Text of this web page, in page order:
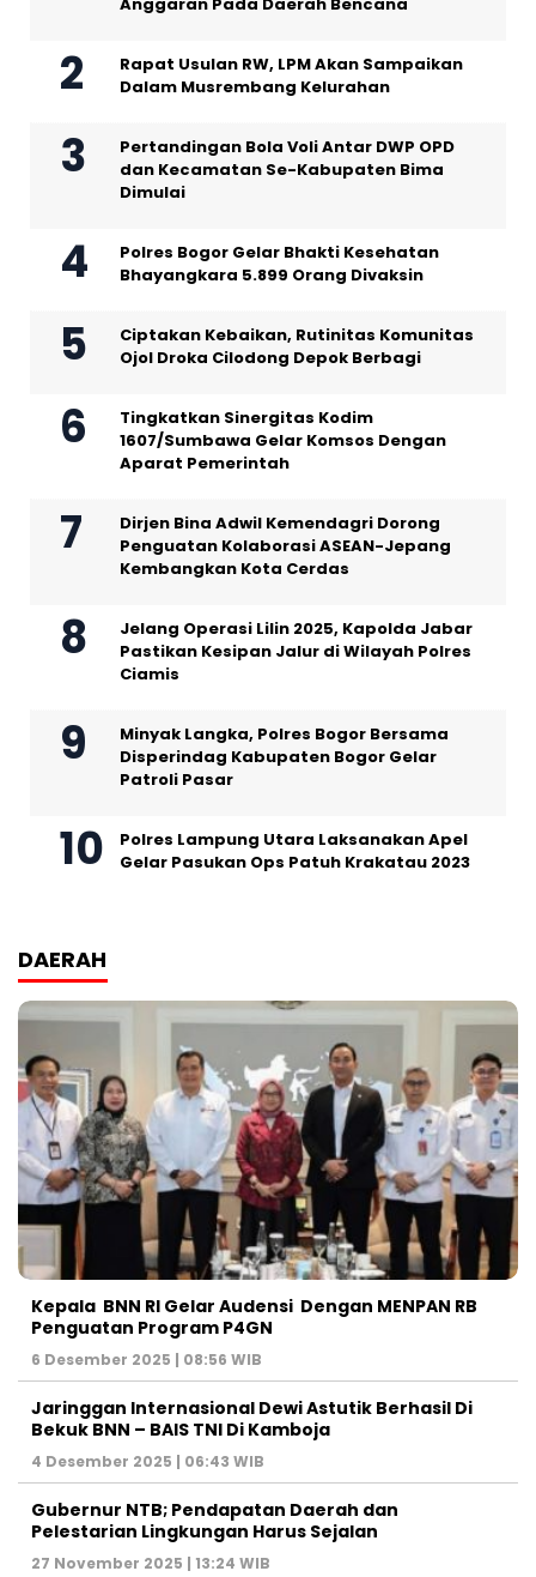
Anggaran Pada Daerah Bencana
Rapat Usulan RW, LPM Akan Sampaikan
Dalam Musrembang Kelurahan
Pertandingan Bola Voli Antar DWP OPD
dan Kecamatan Se-Kabupaten Bima
Dimulai
Polres Bogor Gelar Bhakti Kesehatan
Bhayangkara 5.899 Orang Divaksin
Ciptakan Kebaikan, Rutinitas Komunitas
Ojol Droka Cilodong Depok Berbagi
Tingkatkan Sinergitas Kodim
1607/Sumbawa Gelar Komsos Dengan
Aparat Pemerintah
Dirjen Bina Adwil Kemendagri Dorong
Penguatan Kolaborasi ASEAN-Jepang
Kembangkan Kota Cerdas
Jelang Operasi Lilin 2025, Kapolda Jabar
Pastikan Kesipan Jalur di Wilayah Polres
Ciamis
Minyak Langka, Polres Bogor Bersama
Disperindag Kabupaten Bogor Gelar
Patroli Pasar
Polres Lampung Utara Laksanakan Apel
Gelar Pasukan Ops Patuh Krakatau 2023
DAERAH
Kepala BNN RI Gelar Audensi Dengan MENPAN RB
Penguatan Program P4GN
6 Desember 2025 | 08:56 WIB
Jaringgan Internasional Dewi Astutik Berhasil Di
Bekuk BNN – BAIS TNI Di Kamboja
4 Desember 2025 | 06:43 WIB
Gubernur NTB; Pendapatan Daerah dan
Pelestarian Lingkungan Harus Sejalan
27 November 2025 | 13:24 WIB